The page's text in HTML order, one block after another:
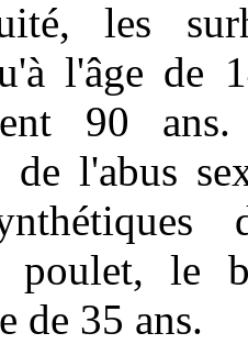
les
l'âge de
90
de l'abus
poulet, le
de 35 ans.